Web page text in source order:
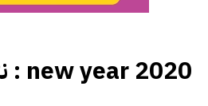
نتائج العلامات : new year 2020